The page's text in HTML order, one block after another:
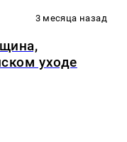
3 месяца назад
уходе